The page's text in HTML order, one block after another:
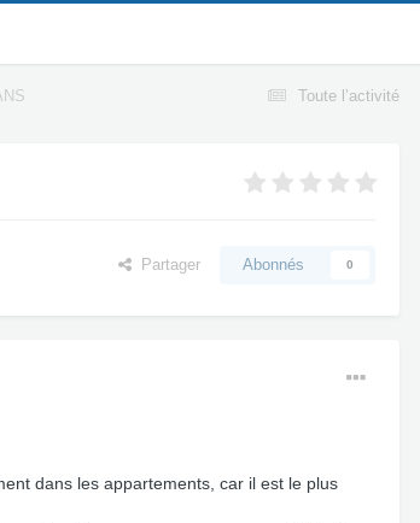
Toute l’activité
Partager Abonnés 0
dans les appartements, car il est le plus